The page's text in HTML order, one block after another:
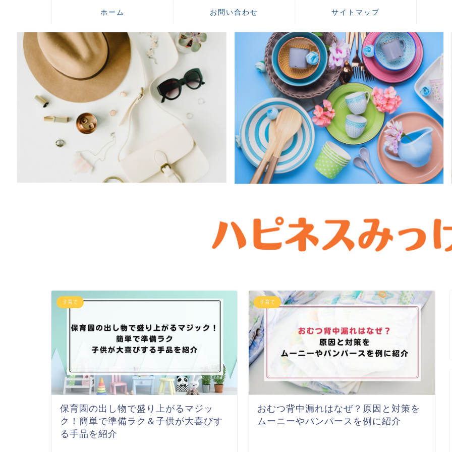
ホーム お問い合わせ サイトマップ
子育て
保育園の出し物で盛り上がるマジッ
ク！簡単で準備ラク＆子供が大喜びす
る手品を紹介
子育て
おむつ背中漏れはなぜ？原因と対策を
ムーニーやパンパースを例に紹介